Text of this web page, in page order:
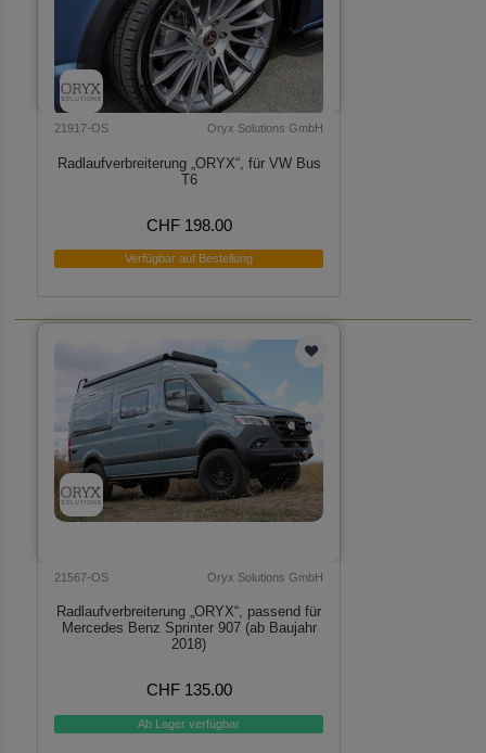
21917-OS Oryx Solutions GmbH
Radlaufverbreiterung „ORYX“, für VW Bus
T6
CHF 198.00
Verfügbar auf Bestellung
21567-OS Oryx Solutions GmbH
Radlaufverbreiterung „ORYX“, passend für
Mercedes Benz Sprinter 907 (ab Baujahr
2018)
CHF 135.00
Ab Lager verfügbar